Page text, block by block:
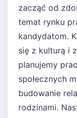
zacząć od
temat rynku
kandydatom.
się z kulturą i
planujemy
społecznych
budowanie
rodzinami.